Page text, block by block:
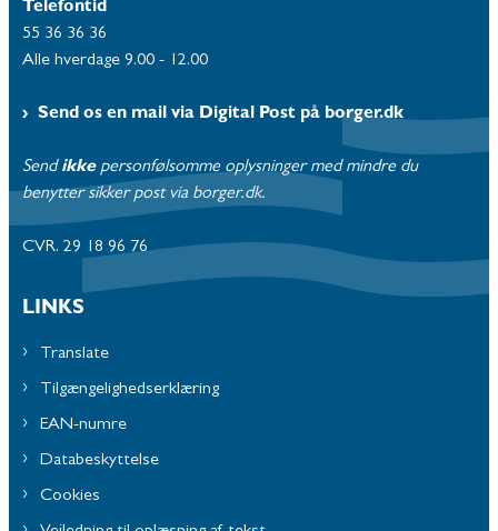
Telefontid
55 36 36 36
Alle hverdage 9.00 - 12.00
Send os en mail via Digital Post på borger.dk
Send ikke personfølsomme oplysninger med mindre du
benytter sikker post via borger.dk.
CVR. 29 18 96 76
LINKS
Translate
Tilgængelighedserklæring
EAN-numre
Databeskyttelse
Cookies